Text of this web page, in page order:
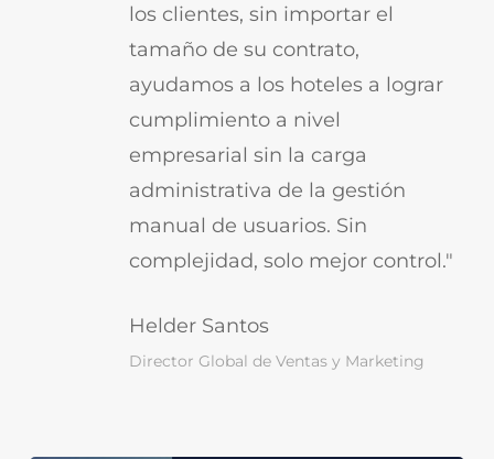
los clientes, sin importar el
tamaño de su contrato,
ayudamos a los hoteles a lograr
cumplimiento a nivel
empresarial sin la carga
administrativa de la gestión
manual de usuarios. Sin
complejidad, solo mejor control."
Helder Santos
Director Global de Ventas y Marketing